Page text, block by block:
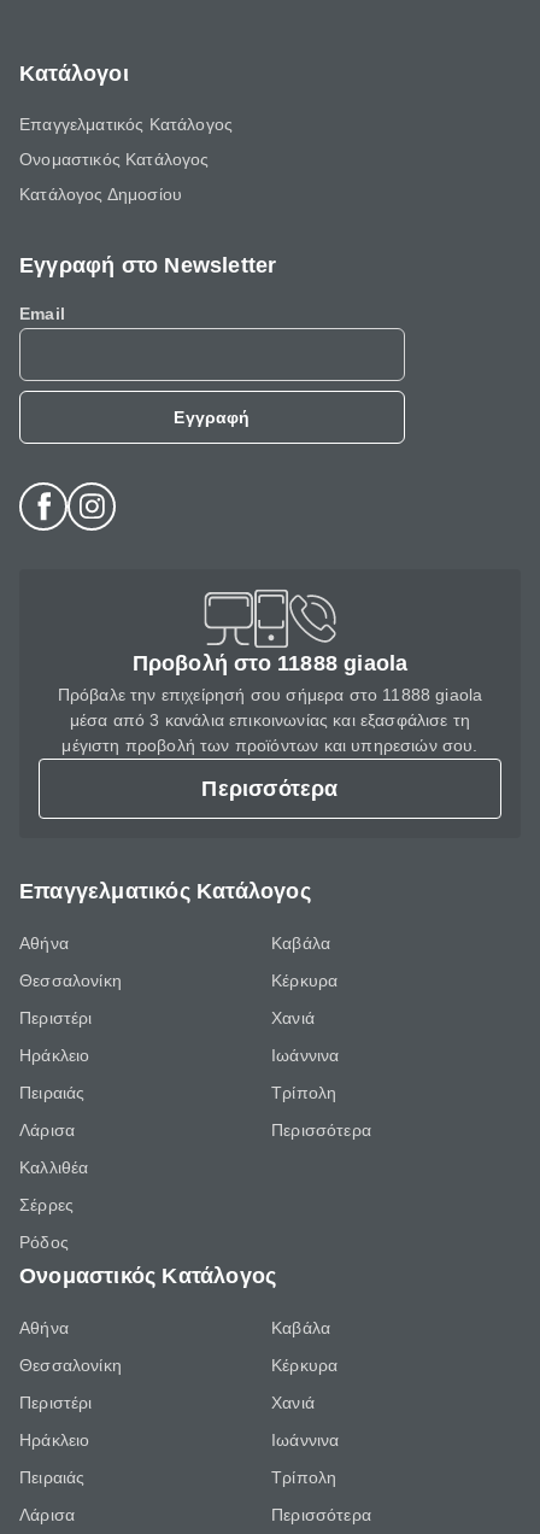
Κατάλογοι
Επαγγελματικός Κατάλογος
Ονομαστικός Κατάλογος
Κατάλογος Δημοσίου
Εγγραφή στο Newsletter
Email
Εγγραφή
Προβολή στο 11888 giaola
Πρόβαλε την επιχείρησή σου σήμερα στο 11888 giaola
μέσα από 3 κανάλια επικοινωνίας και εξασφάλισε τη
μέγιστη προβολή των προϊόντων και υπηρεσιών σου.
Περισσότερα
Επαγγελματικός Κατάλογος
Αθήνα
Θεσσαλονίκη
Περιστέρι
Ηράκλειο
Πειραιάς
Λάρισα
Καλλιθέα
Σέρρες
Ρόδος
Καβάλα
Κέρκυρα
Χανιά
Ιωάννινα
Τρίπολη
Περισσότερα
Ονομαστικός Κατάλογος
Αθήνα
Θεσσαλονίκη
Περιστέρι
Ηράκλειο
Πειραιάς
Λάρισα
Καβάλα
Κέρκυρα
Χανιά
Ιωάννινα
Τρίπολη
Περισσότερα